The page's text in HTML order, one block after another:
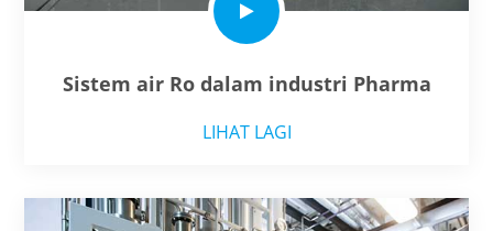
Sistem air Ro dalam industri Pharma
LIHAT LAGI